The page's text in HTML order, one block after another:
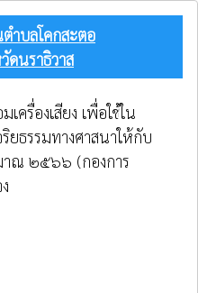
ำบลโคกสะตอ
ดนราธิวาส
เครื่องเสียง เพื่อใช้ใน
ยธรรมทางศาสนาให้กับ
าณ ๒๕๖๖ (กองการ